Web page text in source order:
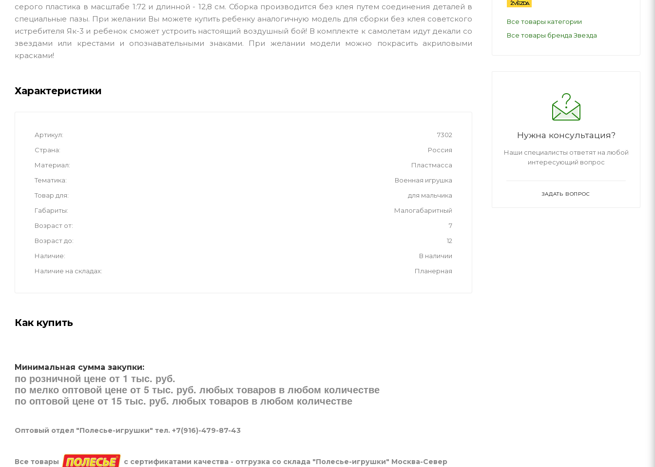
серого пластика в масштабе 1:72 и длинной - 12,8 см. Сборка производится без клея путем соединения деталей в
специальные пазы. При желании Вы можете купить ребенку аналогичную модель для сборки без клея советского
истребителя Як-3 и ребенок сможет устроить настоящий воздушный бой! В комплекте к самолетам идут декали со
звездами или крестами и опознавательными знаками. При желании модели можно покрасить акриловыми
красками!
Характеристики
Артикул
7302
Страна
Россия
Материал
Пластмасса
Тематика
Военная игрушка
Товар для
для мальчика
Габариты
Малогабаритный
Возраст от
7
Возраст до
12
Наличие
В наличии
Наличие на складах
Планерная
Как купить
Минимальная сумма закупки:
по розничной цене от 1 тыс. руб.
по мелко оптовой цене от 5 тыс. руб. любых товаров в любом количестве
по оптовой цене от 15 тыс. руб. любых товаров в любом количестве
Оптовый отдел "Полесье-игрушки" тел. +7(916)-479-87-43
Все товары
с сертификатами качества - отгрузка со склада "Полесье-игрушки" Москва-Север
Все товары категории
Все товары бренда Звезда
Нужна консультация?
Наши специалисты ответят на любой
интересующий вопрос
ЗАДАТЬ ВОПРОС